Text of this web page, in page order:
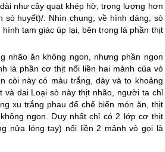
như cây quạt khép hờ, trọng lượng hơn
sò huyết)/. Nhìn chung, về hình dáng, sò
tam giác úp lại, bên trong là phần thịt
nhão ăn không ngon, nhưng phần ngon
là phần cơ thịt nối liền hai mảnh của vỏ
còi này có màu trắng, dày và to khoảng
và dai Loại sò này thịt nhão, người ta chỉ
xu trắng phau để chế biến món ăn, thịt
ngon. Duy nhất chỉ có 2 lớp cơ thịt
nửa lóng tay) nối liền 2 mảnh vỏ gọi là